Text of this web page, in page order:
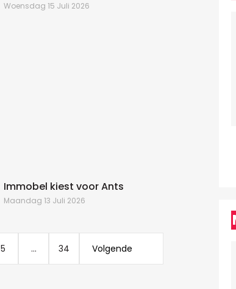
Woensdag 15 Juli 2026
Immobel kiest voor Ants
Maandag 13 Juli 2026
5 ... 34 Volgende